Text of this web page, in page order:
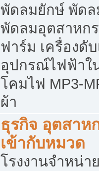
พัดลมยักษ์ พัด
พัดลมอุตสาหก
ฟาร์ม เครื่องดั
อุปกรณ์ไฟฟ้าใ
โคมไฟ MP3-
ผ้า
ธุรกิจ อุตสาห
เข้ากับหมวด
โรงงานจำหน่